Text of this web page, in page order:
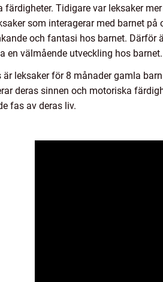
färdigheter. Tidigare var leksaker
som interagerar med barnet
och fantasi hos barnet.
en välmående utveckling hos barnet.
leksaker för 8 månader gamla
deras sinnen och motoriska
fas av deras liv.